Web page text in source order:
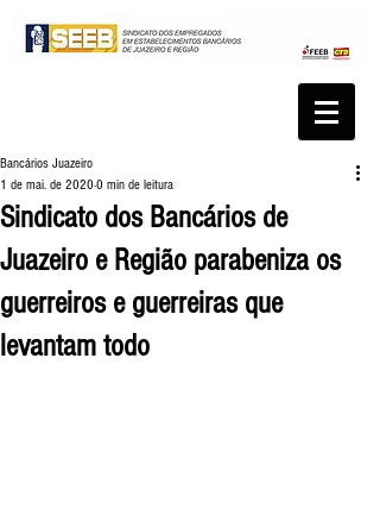
Sindicato dos Bancários de
Juazeiro e Região parabeniza os
guerreiros e guerreiras que
levantam todo
Bancários Juazeiro
1 de mai. de 2020 0 min de leitura